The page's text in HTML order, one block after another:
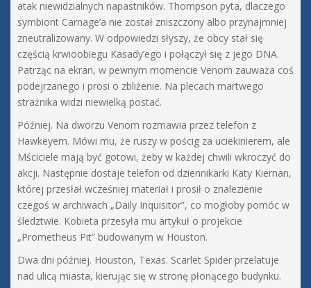
atak niewidzialnych napastników. Thompson pyta, dlaczego
symbiont Carnage’a nie został zniszczony albo przynajmniej
zneutralizowany. W odpowiedzi słyszy, że obcy stał się
częścią krwioobiegu Kasady’ego i połączył się z jego DNA.
Patrząc na ekran, w pewnym momencie Venom zauważa coś
podejrzanego i prosi o zbliżenie. Na plecach martwego
strażnika widzi niewielką postać.
Później. Na dworzu Venom rozmawia przez telefon z
Hawkeyem. Mówi mu, że ruszy w pościg za uciekinierem, ale
Mściciele mają być gotowi, żeby w każdej chwili wkroczyć do
akcji. Następnie dostaje telefon od dziennikarki Katy Kiernan,
której przesłał wcześniej materiał i prosił o znalezienie
czegoś w archiwach „Daily Inquisitor”, co mogłoby pomóc w
śledztwie. Kobieta przesyła mu artykuł o projekcie
„Prometheus Pit” budowanym w Houston.
Dwa dni później. Houston, Texas. Scarlet Spider przelatuje
nad ulicą miasta, kierując się w stronę płonącego budynku.